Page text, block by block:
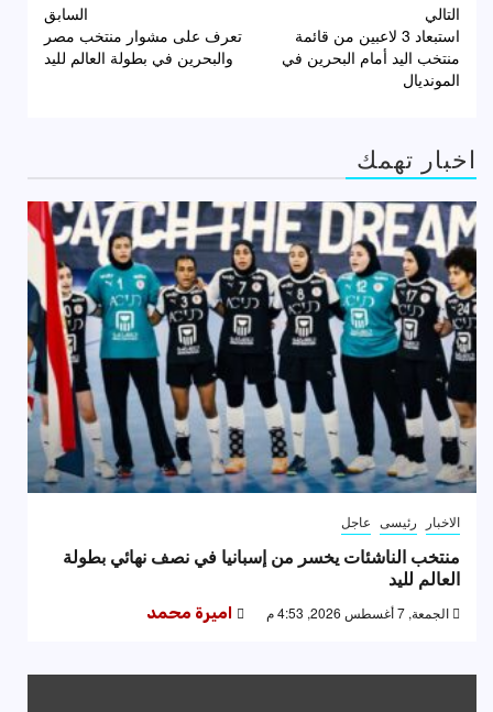
تصفّح
المقالات
السابق
تعرف على مشوار منتخب مصر
والبحرين في بطولة العالم لليد
التالي
استبعاد 3 لاعبين من قائمة
منتخب اليد أمام البحرين في
المونديال
اخبار تهمك
الاخبار رئيسى عاجل
منتخب الناشئات يخسر من إسبانيا في نصف نهائي بطولة
العالم لليد
الجمعة, 7 أغسطس 2026, 4:53 م اميرة محمد